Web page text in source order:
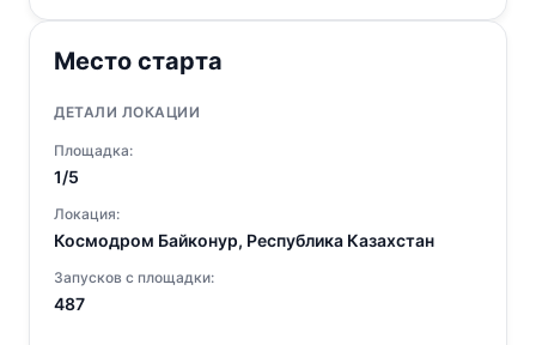
Место старта
ДЕТАЛИ ЛОКАЦИИ
Площадка:
1/5
Локация:
Космодром Байконур, Республика Казахстан
Запусков с площадки:
487